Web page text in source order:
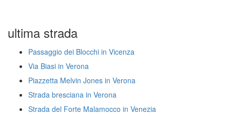
ultima strada
Passaggio dei Blocchi in Vicenza
Via Biasi in Verona
Piazzetta Melvin Jones in Verona
Strada bresciana in Verona
Strada del Forte Malamocco in Venezia